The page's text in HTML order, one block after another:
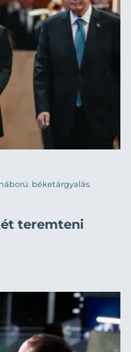
, béketárgyalás,
teremteni